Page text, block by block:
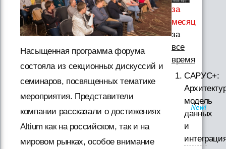
Насыщенная программа форума
состояла из секционных дискуссий и
семинаров, посвященных тематике
мероприятия. Представители
компании рассказали о достижениях
Altium как на российском, так и на
мировом рынках, особое внимание
за
месяц
за
все
время
САРУС+:
модель
данных
и